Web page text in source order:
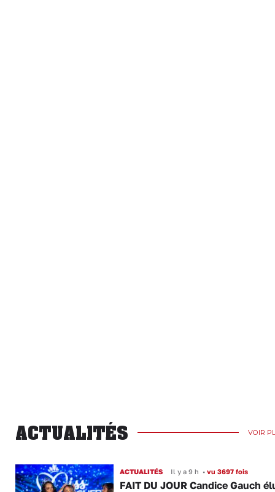
ACTUALITÉS VOIR
ACTUALITÉS Il y a 9 h •vu 3697 fois
FAIT DU JOUR Candice Gauch